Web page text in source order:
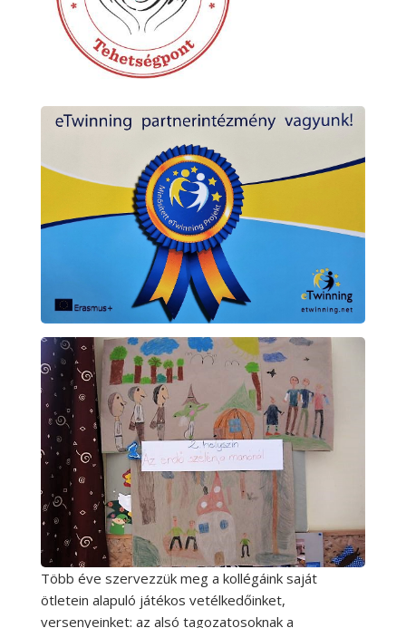
Több éve szervezzük meg a kollégáink saját
ötletein alapuló játékos vetélkedőinket,
versenyeinket: az alsó tagozatosoknak a